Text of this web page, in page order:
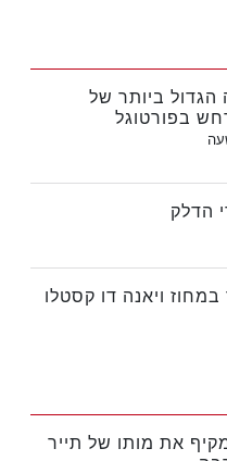
הגדול ביותר של
בפורטוגל
הדלק
במחוז ויאנה דו קסטלו
את מותו של תייר